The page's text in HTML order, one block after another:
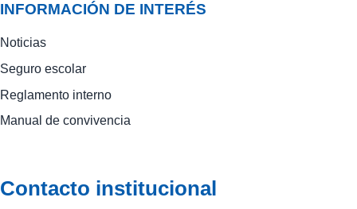
INFORMACIÓN DE INTERÉS
Noticias
Seguro escolar
Reglamento interno
Manual de convivencia
Contacto institucional